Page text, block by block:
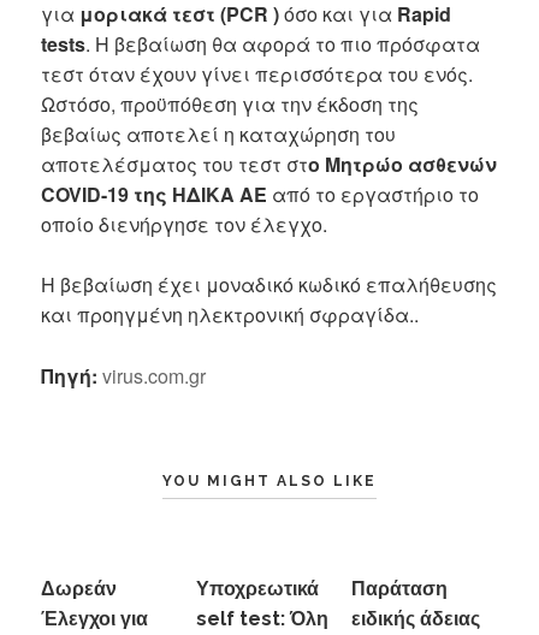
για μοριακά τεστ (PCR )όσο και για Rapid
tests. Η βεβαίωση θα αφορά το πιο πρόσφατα
τεστ όταν έχουν γίνει περισσότερα του ενός.
Ωστόσο, προϋπόθεση για την έκδοση της
βεβαίως αποτελεί η καταχώρηση του
αποτελέσματος του τεστ στο Μητρώο ασθενών
COVID-19 της ΗΔΙΚΑ ΑΕ από το εργαστήριο το
οποίο διενήργησε τον έλεγχο.
Η βεβαίωση έχει μοναδικό κωδικό επαλήθευσης
και προηγμένη ηλεκτρονική σφραγίδα..
Πηγή: virus.com.gr
YOU MIGHT ALSO LIKE
Δωρεάν
Έλεγχοι για
Υποχρεωτικά
self test: Όλη
Παράταση
ειδικής άδειας